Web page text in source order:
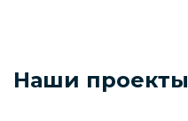
Наши проекты